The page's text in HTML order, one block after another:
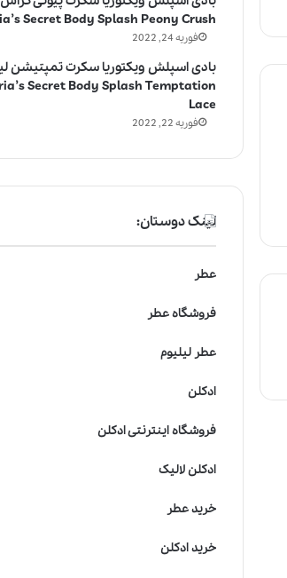
Secret Body Splash Peony Crush
فوریه 24, 2022
بادی اسپلش ویکتوریا سکرت تمپتیشن
Secret Body Splash Temptation
Lace
فوریه 22, 2022
لینک دوستان:
عطر
فروشگاه عطر
عطر لیلیوم
ادکلن
فروشگاه اینترنتی ادکلن
ادکلن لالیک
خرید عطر
خرید ادکلن